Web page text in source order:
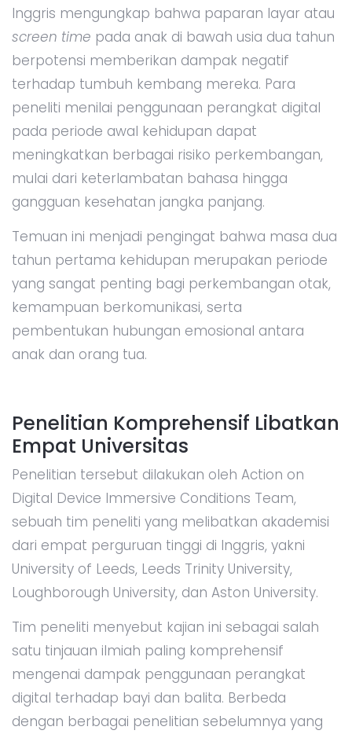
Inggris mengungkap bahwa paparan layar atau
screen time pada anak di bawah usia dua tahun
berpotensi memberikan dampak negatif
terhadap tumbuh kembang mereka. Para
peneliti menilai penggunaan perangkat digital
pada periode awal kehidupan dapat
meningkatkan berbagai risiko perkembangan,
mulai dari keterlambatan bahasa hingga
gangguan kesehatan jangka panjang.
Temuan ini menjadi pengingat bahwa masa dua
tahun pertama kehidupan merupakan periode
yang sangat penting bagi perkembangan otak,
kemampuan berkomunikasi, serta
pembentukan hubungan emosional antara
anak dan orang tua.
Penelitian Komprehensif Libatkan
Empat Universitas
Penelitian tersebut dilakukan oleh Action on
Digital Device Immersive Conditions Team,
sebuah tim peneliti yang melibatkan akademisi
dari empat perguruan tinggi di Inggris, yakni
University of Leeds, Leeds Trinity University,
Loughborough University, dan Aston University.
Tim peneliti menyebut kajian ini sebagai salah
satu tinjauan ilmiah paling komprehensif
mengenai dampak penggunaan perangkat
digital terhadap bayi dan balita. Berbeda
dengan berbagai penelitian sebelumnya yang